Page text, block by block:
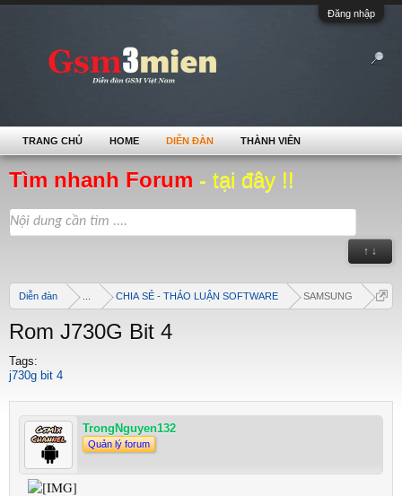
Đăng nhập
Tìm nhanh Forum - tại đây !!
↑ ↓
Diễn đàn CHIA SẺ - THẢO LUẬN SOFTWARE SAMSUNG
Rom J730G Bit 4
Tags:
j730g bit 4
TrongNguyen132
Quản lý forum
TRANG CHỦ HOME DIỄN ĐÀN THÀNH VIÊN